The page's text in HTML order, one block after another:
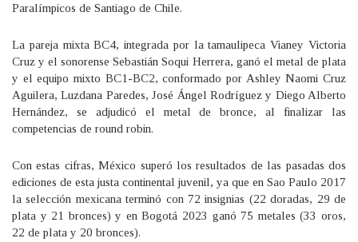
Paralímpicos de Santiago de Chile.
La pareja mixta BC4, integrada por la tamaulipeca Vianey Victoria
Cruz y el sonorense Sebastián Soqui Herrera, ganó el metal de plata
y el equipo mixto BC1-BC2, conformado por Ashley Naomi Cruz
Aguilera, Luzdana Paredes, José Ángel Rodríguez y Diego Alberto
Hernández, se adjudicó el metal de bronce, al finalizar las
competencias de round robin.
Con estas cifras, México superó los resultados de las pasadas dos
ediciones de esta justa continental juvenil, ya que en Sao Paulo 2017
la selección mexicana terminó con 72 insignias (22 doradas, 29 de
plata y 21 bronces) y en Bogotá 2023 ganó 75 metales (33 oros,
22 de plata y 20 bronces).